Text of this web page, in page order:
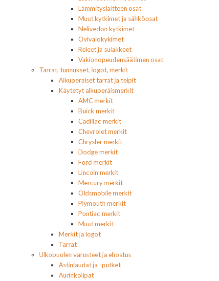
Lämmityslaitteen osat
Muut kytkimet ja sähköosat
Nelivedon kytkimet
Ovivalokykimet
Releet ja sulakkeet
Vakionopeudensäätimen osat
Tarrat, tunnukset, logot, merkit
Alkuperäiset tarrat ja teipit
Käytetyt alkuperäismerkit
AMC merkit
Buick merkit
Cadillac merkit
Chevrolet merkit
Chrysler merkit
Dodge merkit
Ford merkit
Lincoln merkit
Mercury merkit
Oldsmobile merkit
Plymouth merkit
Pontiac merkit
Muut merkit
Merkit ja logot
Tarrat
Ulkopuolen varusteet ja ehostus
Astinlaudat ja -putket
Aurinkolipat